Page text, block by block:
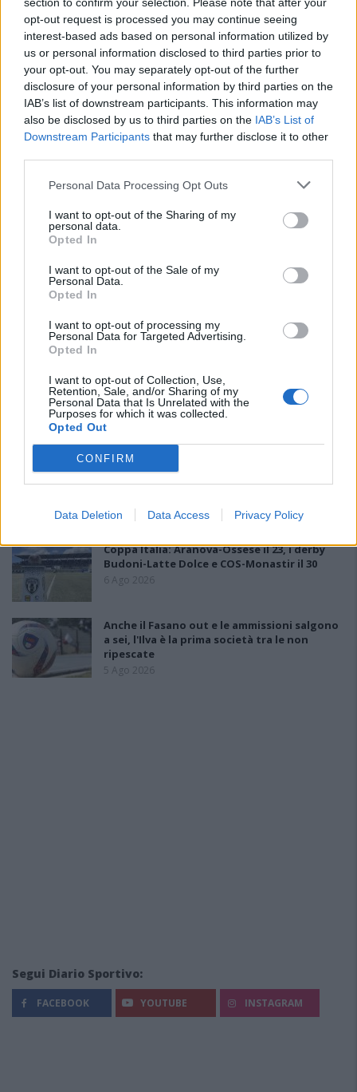
opt-out request is processed you may continue seeing
interest-based ads based on personal information utilized by
us or personal information disclosed to third parties prior to
your opt-out. You may separately opt-out of the further
disclosure of your personal information by third parties on the
IAB’s list of downstream participants. This information may
also be disclosed by us to third parties on the IAB’s List of
Downstream Participants that may further disclose it to other
Personal Data Processing Opt Outs
I want to opt-out of the Sharing of my
personal data.
Opted In
I want to opt-out of the Sale of my
Personal Data.
Opted In
I want to opt-out of processing my
Personal Data for Targeted Advertising.
Opted In
I want to opt-out of Collection, Use,
Retention, Sale, and/or Sharing of my
Personal Data that Is Unrelated with the
Purposes for which it was collected.
Opted Out
CONFIRM
Data Deletion Data Access Privacy Policy
PIÙ LETTI OGGI
Il Selargius rinforza il centrocampo con
Manuel Rinino e Samuele Vacca
L'Ossese si prepara all'esordio in D: Forzati,
Cabrera, Tesio, Limongelli, Bolzicco e tanti
giovani tra i…
7 Ago 2026
Le 5 sarde ancora nel girone G con 8 squadre
laziali, 4 campane e la novità dei molisani del
6 Ago 2026
Coppa Italia: Aranova-Ossese il 23, i derby
Budoni-Latte Dolce e COS-Monastir il 30
6 Ago 2026
Anche il Fasano out e le ammissioni salgono
a sei, l'Ilva è la prima società tra le non
ripescate
5 Ago 2026
Segui Diario Sportivo:
FACEBOOK YOUTUBE INSTAGRAM